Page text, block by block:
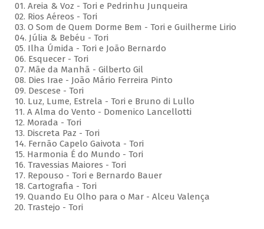
01. Areia & Voz - Tori e Pedrinhu Junqueira
02. ⁠Rios Aéreos - Tori
03. O Som de Quem Dorme Bem - Tori e Guilherme Lirio
04. Júlia & Bebéu - Tori
05. Ilha Úmida - Tori e João Bernardo
06. Esquecer - Tori
07. Mãe da Manhã - Gilberto Gil
08. Dies Irae - João Mário Ferreira Pinto
09. Descese - Tori
10. Luz, Lume, Estrela - Tori e Bruno di Lullo
11. A Alma do Vento - Domenico Lancellotti
12. Morada - Tori
13. Discreta Paz - Tori
14. Fernão Capelo Gaivota - Tori
15. Harmonia É do Mundo - Tori
16. Travessias Maiores - Tori
17. Repouso - Tori e Bernardo Bauer
⁠18. Cartografia - Tori
19. Quando Eu Olho para o Mar - Alceu Valença
20. Trastejo - Tori